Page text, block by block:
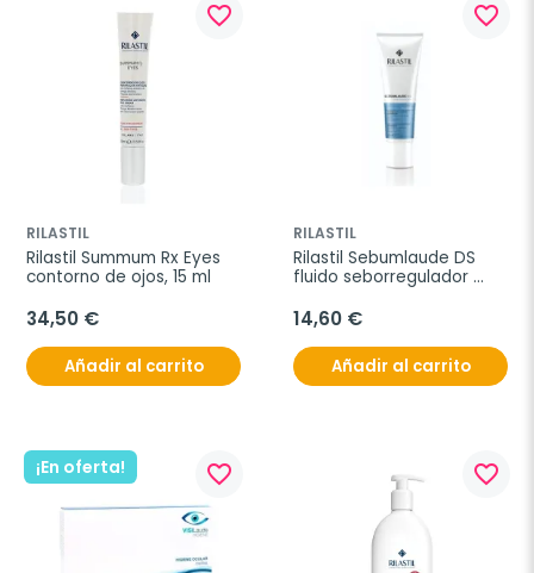
favorite_border
RILASTIL
Rilastil Summum Rx Eyes
contorno de ojos, 15 ml
34,50 €
Añadir al carrito
favorite_border
RILASTIL
Rilastil Sebumlaude DS
fluido seborregulador
14,60 €
Añadir al carrito
¡En oferta! favorite_border favorite_border